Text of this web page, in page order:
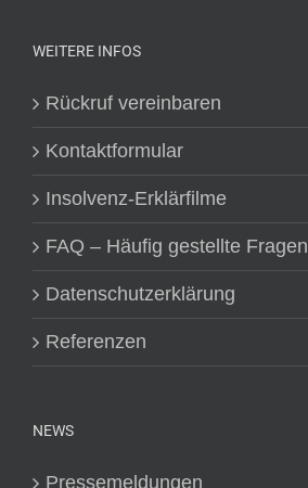
WEITERE INFOS
Rückruf vereinbaren
Kontaktformular
Insolvenz-Erklärfilme
FAQ – Häufig gestellte Fragen
Datenschutzerklärung
Referenzen
NEWS
Pressemeldungen